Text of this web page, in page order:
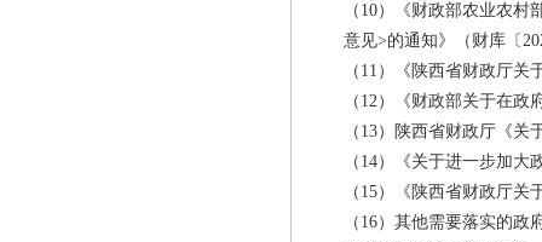
（10）《财政部农业农
意见>的通知》（财库〔
（11）《陕西省财政厅
（12）《财政部关于在
（13）陕西省财政厅《
（14）《关于进一步加
（15）《陕西省财政厅
（16）其他需要落实的